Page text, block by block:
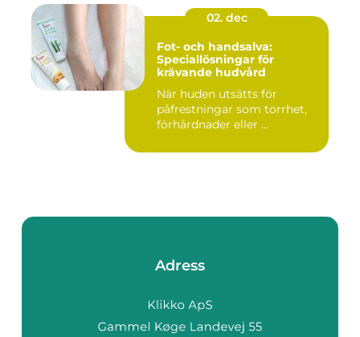
02. dec
Fot- och handsalva:
Speciallösningar för
krävande hudvård
När huden utsätts för
påfrestningar som torrhet,
förhårdnader eller ...
Adress